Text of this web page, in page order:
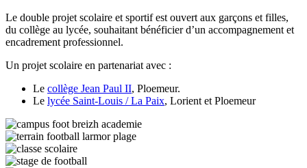
Le double projet scolaire et sportif est ouvert aux garçons et filles,
du collège au lycée, souhaitant bénéficier d’un accompagnement et
encadrement professionnel.
Un projet scolaire en partenariat avec :
Le collège Jean Paul II, Ploemeur.
Le lycée Saint-Louis / La Paix, Lorient et Ploemeur